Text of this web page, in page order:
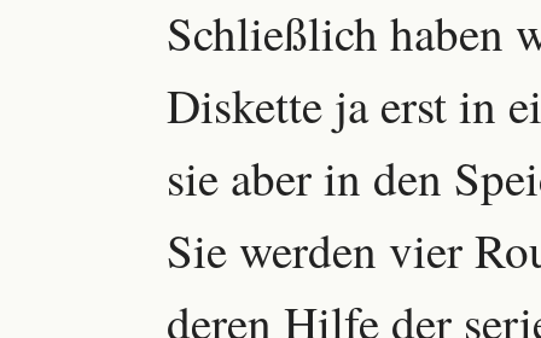
Schließlich haben
Diskette ja erst in
sie aber in den
Sie werden vier
deren Hilfe der